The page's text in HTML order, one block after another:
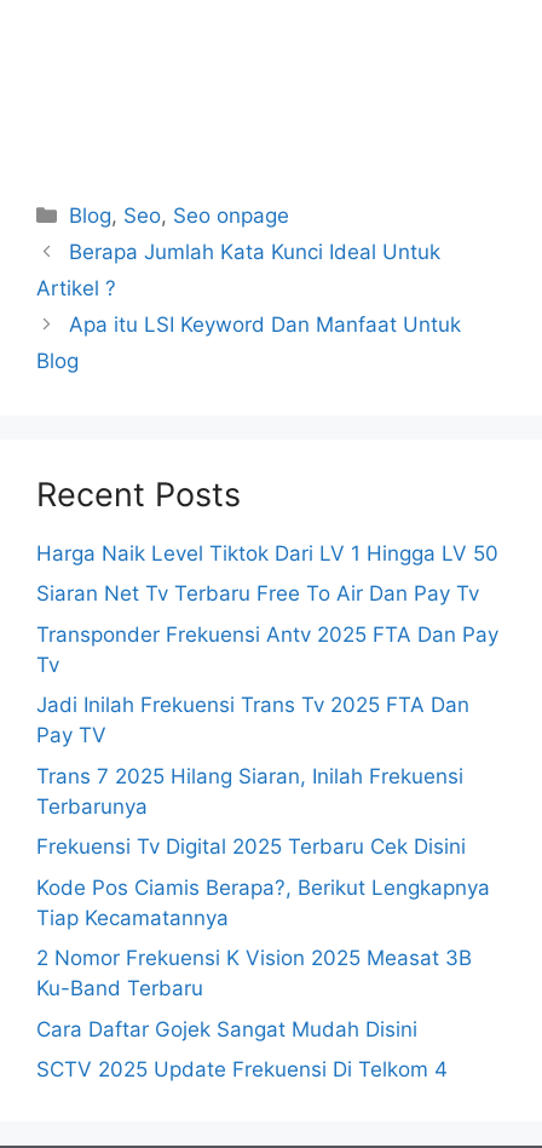
Categories
Blog, Seo, Seo onpage
Berapa Jumlah Kata Kunci Ideal Untuk
Artikel ?
Apa itu LSI Keyword Dan Manfaat Untuk
Blog
Recent Posts
Harga Naik Level Tiktok Dari LV 1 Hingga LV 50
Siaran Net Tv Terbaru Free To Air Dan Pay Tv
Transponder Frekuensi Antv 2025 FTA Dan Pay
Tv
Jadi Inilah Frekuensi Trans Tv 2025 FTA Dan
Pay TV
Trans 7 2025 Hilang Siaran, Inilah Frekuensi
Terbarunya
Frekuensi Tv Digital 2025 Terbaru Cek Disini
Kode Pos Ciamis Berapa?, Berikut Lengkapnya
Tiap Kecamatannya
2 Nomor Frekuensi K Vision 2025 Measat 3B
Ku-Band Terbaru
Cara Daftar Gojek Sangat Mudah Disini
SCTV 2025 Update Frekuensi Di Telkom 4